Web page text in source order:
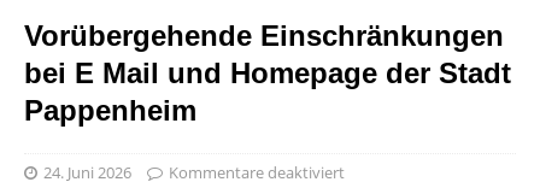
Vorübergehende Einschränkungen
bei E Mail und Homepage der Stadt
Pappenheim
24. Juni 2026 Kommentare deaktiviert